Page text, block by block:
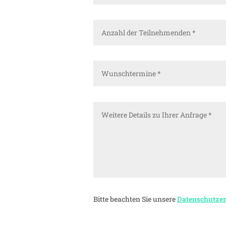
Bitte beachten Sie unsere